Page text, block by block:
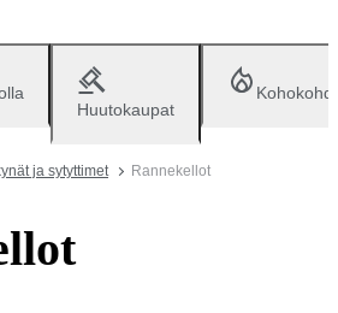
Huutokaupat
ja sytyttimet Rannekellot